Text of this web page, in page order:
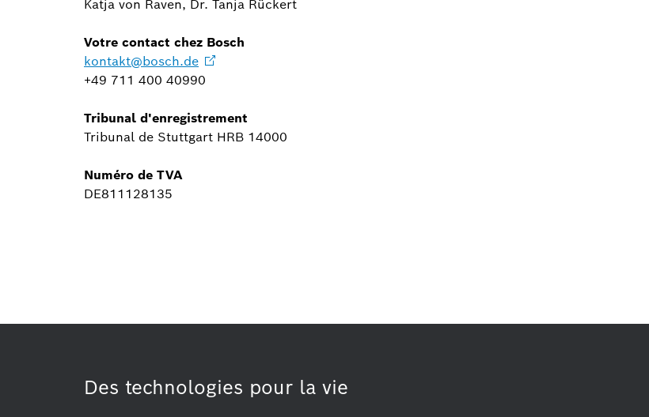
Katja von Raven, Dr. Tanja Rückert
Votre contact chez Bosch
kontakt@bosch.de
+49 711 400 40990
Tribunal d'enregistrement
Tribunal de Stuttgart HRB 14000
Numéro de TVA
DE811128135
Des technologies pour la vie